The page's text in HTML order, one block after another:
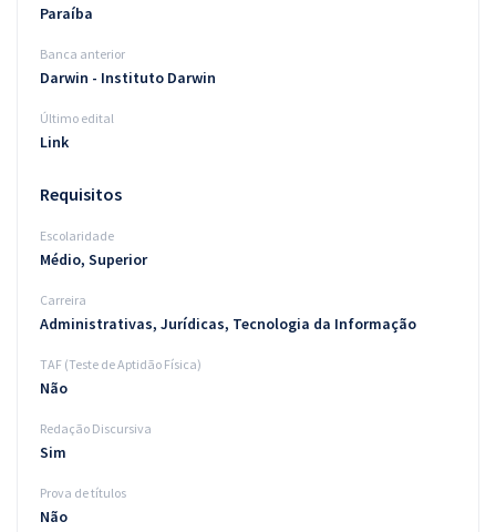
Paraíba
Banca anterior
Darwin - Instituto Darwin
Último edital
Link
Requisitos
Escolaridade
Médio, Superior
Carreira
Administrativas, Jurídicas, Tecnologia da Informação
TAF (Teste de Aptidão Física)
Não
Redação Discursiva
Sim
Prova de títulos
Não